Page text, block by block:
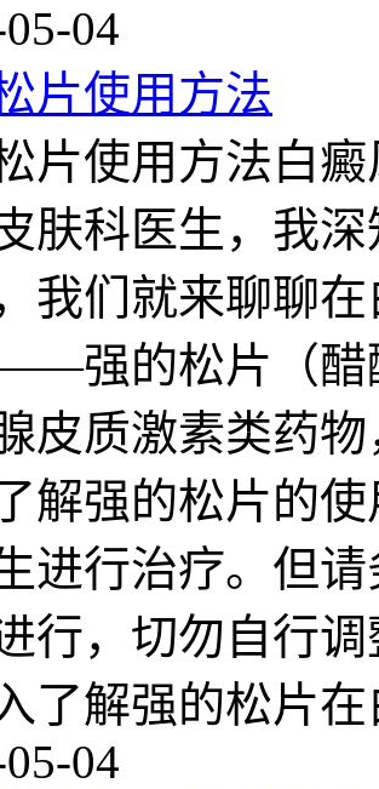
04
片使用方法
片使用方法白
肤科医生，我
我们就来聊聊
强的松片（醋
皮质激素类药
解强的松片的
进行治疗。但
行，切勿自行
了解强的松片
04